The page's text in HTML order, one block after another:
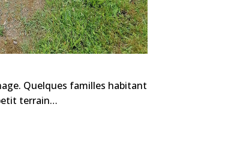
Quelques familles habitant
terrain…